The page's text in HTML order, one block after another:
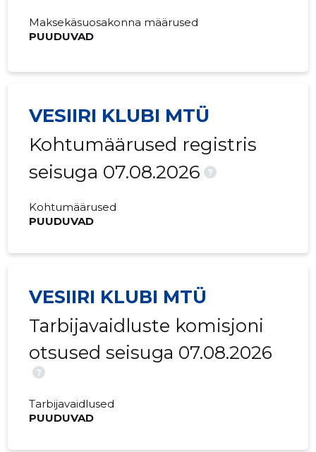
Maksekäsuosakonna määrused
PUUDUVAD
VESIIRI KLUBI MTÜ
Kohtumäärused registris
seisuga 07.08.2026
?
Kohtumäärused
PUUDUVAD
VESIIRI KLUBI MTÜ
Tarbijavaidluste komisjoni
otsused seisuga 07.08.2026
?
Tarbijavaidlused
PUUDUVAD